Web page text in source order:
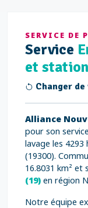
SERVICE DE
Service
et
Changer
Alliance
pour son
lavage les
(19300).
16.8031 km²
(19) en région
Notre équipe